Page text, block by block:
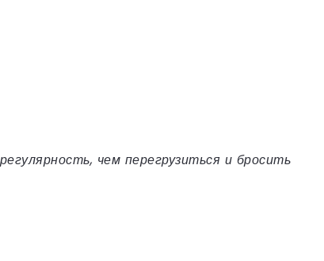
чем перегрузиться и бросить